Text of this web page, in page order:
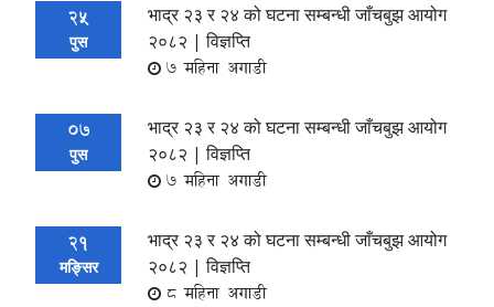
25
पुस
भाद्र २३ र २४ को घटना सम्बन्धी जाँचबुझ आयोग
२०८२ | विज्ञप्ति
7 महिना अगाडी
07
पुस
भाद्र २३ र २४ को घटना सम्बन्धी जाँचबुझ आयोग
२०८२ | विज्ञप्ति
7 महिना अगाडी
21
मङ्सिर
भाद्र २३ र २४ को घटना सम्बन्धी जाँचबुझ आयोग
२०८२ | विज्ञप्ति
8 महिना अगाडी